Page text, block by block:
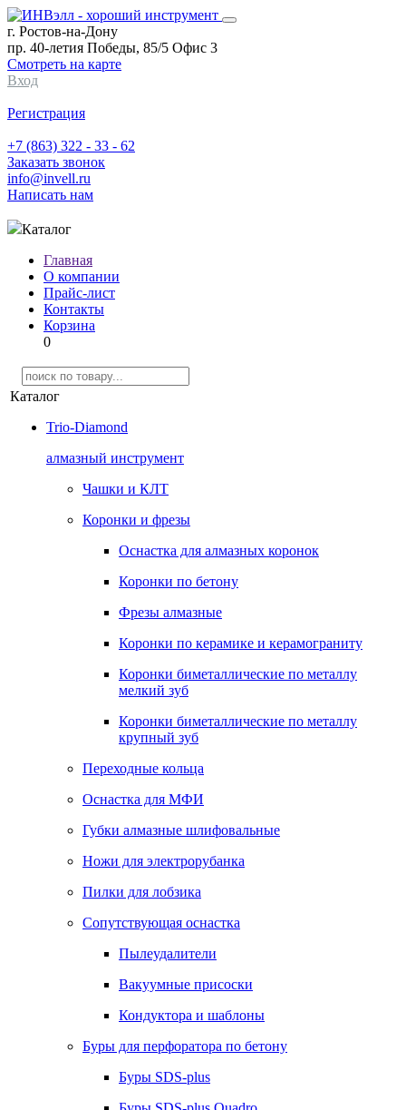
г. Ростов-на-Дону
пр. 40-летия Победы, 85/5 Офис 3
Смотреть на карте
Вход
Регистрация
+7 (863) 322 - 33 - 62
Заказать звонок
info@invell.ru
Написать нам
Каталог
Главная
О компании
Прайс-лист
Контакты
Корзина
0
Каталог
Trio-Diamond
алмазный инструмент
Чашки и КЛТ
Коронки и фрезы
Оснастка для алмазных коронок
Коронки по бетону
Фрезы алмазные
Коронки по керамике и керамограниту
Коронки биметаллические по металлу
мелкий зуб
Коронки биметаллические по металлу
крупный зуб
Переходные кольца
Оснастка для МФИ
Губки алмазные шлифовальные
Ножи для электрорубанка
Пилки для лобзика
Сопутствующая оснастка
Пылеудалители
Вакуумные присоски
Кондуктора и шаблоны
Буры для перфоратора по бетону
Буры SDS-plus